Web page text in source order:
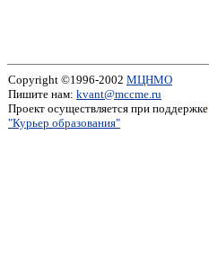
Copyright ©1996-2002 МЦНМО
Пишите нам: kvant@mccme.ru
Проект осуществляется при поддержке
"Курьер образования"